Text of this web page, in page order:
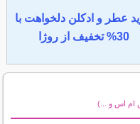
عطر و ادکلن دلخواهت با
30% تخفیف از روژا
ام اس و ...)